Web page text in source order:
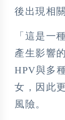
後出現相
「這是一
產生影響
HPV與多
女，因此
風險。